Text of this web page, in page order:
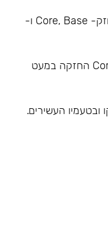
למותג ישנן שלוש סדרות טבק לפי חוזק- Core, Base ו-
בחנות שלנו ניתן למצוא את סדרת Core החזקה במעט